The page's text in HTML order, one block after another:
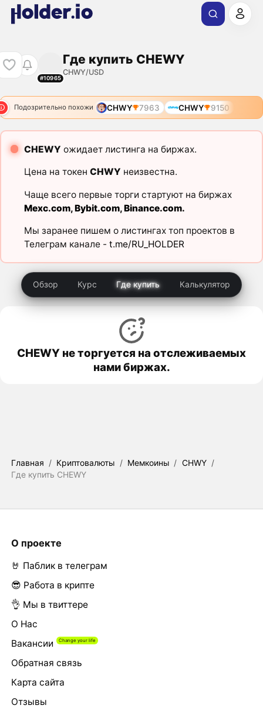
#10965
Где купить CHEWY
CHWY/USD
Подозрительно похожи CHWY 7963 CHWY 9150
CHEWY ожидает листинга на биржах.
Цена на токен CHWY неизвестна.
Чаще всего первые торги стартуют на биржах
Mexc.com,Bybit.com,Binance.com.
Мы заранее пишем о листингах топ проектов в
Телеграм канале - t.me/RU_HOLDER
Обзор Курс Где купить Калькулятор
CHEWY не торгуется на отслеживаемых
нами биржах.
Главная / Криптовалюты / Мемкоины / CHWY /
Где купить CHEWY
О проекте
🤘 Паблик в телеграм
😎 Работа в крипте
👌 Мы в твиттере
О Нас
Вакансии
Обратная связь
Карта сайта
Отзывы